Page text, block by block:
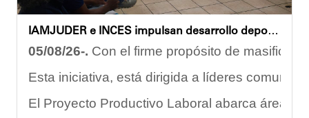
IAMJUDER e INCES impulsan desarrollo deportivo con nuevos talleres de formación para promotores
05/08/26-. Con el firme propósito de masificar
Esta iniciativa, está dirigida a líderes
El Proyecto Productivo Laboral abarca áreas